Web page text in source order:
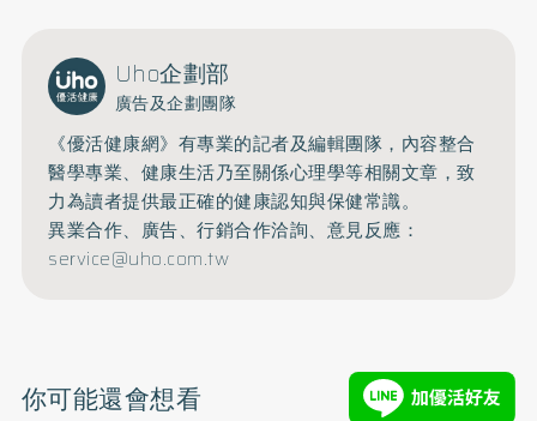
Uho企劃部
廣告及企劃團隊
《優活健康網》有專業的記者及編輯團隊，內容整合
醫學專業、健康生活乃至關係心理學等相關文章，致
力為讀者提供最正確的健康認知與保健常識。
異業合作、廣告、行銷合作洽詢、意見反應：
service@uho.com.tw
你可能還會想看